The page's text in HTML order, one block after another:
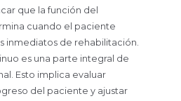
que la función del
cuando el paciente
inmediatos de rehabilitación.
es una parte integral de
Esto implica evaluar
del paciente y ajustar